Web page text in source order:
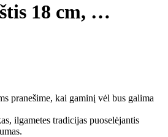
18 cm, …
pranešime, kai gaminį vėl bus galima
ilgametes tradicijas puoselėjantis